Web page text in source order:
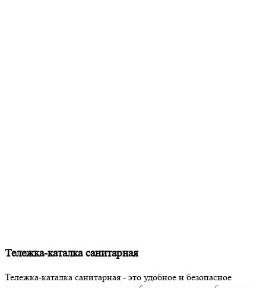
Тележка-каталка санитарная
Тележка-каталка санитарная - это удобное и безопасное